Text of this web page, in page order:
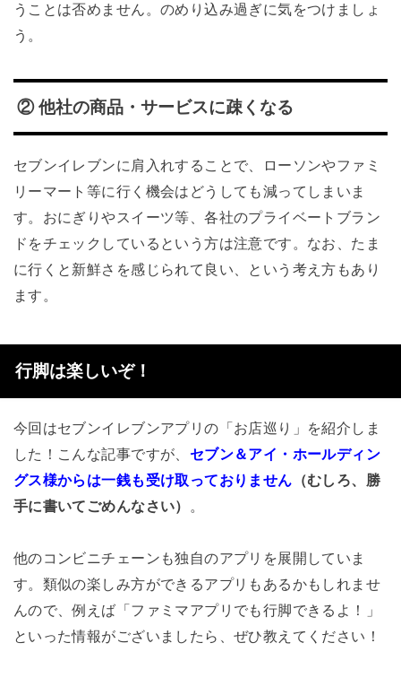
うことは否めません。のめり込み過ぎに気をつけましょ
う。
② 他社の商品・サービスに疎くなる
セブンイレブンに肩入れすることで、ローソンやファミ
リーマート等に行く機会はどうしても減ってしまいま
す。おにぎりやスイーツ等、各社のプライベートブラン
ドをチェックしているという方は注意です。なお、たま
に行くと新鮮さを感じられて良い、という考え方もあり
ます。
行脚は楽しいぞ！
今回はセブンイレブンアプリの「お店巡り」を紹介しま
した！こんな記事ですが、 セブン＆アイ・ホールディン
グス様からは一銭も受け取っておりません （むしろ、勝
手に書いてごめんなさい）
。
他のコンビニチェーンも独自のアプリを展開していま
す。類似の楽しみ方ができるアプリもあるかもしれませ
んので、例えば「ファミマアプリでも行脚できるよ！」
といった情報がございましたら、ぜひ教えてください！